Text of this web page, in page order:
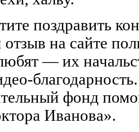
поздравить
на сайте
— их
фонд
Иванова».